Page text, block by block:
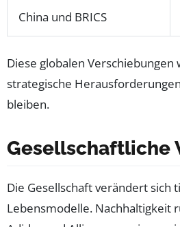
China und BRICS
Diese globalen
strategische
bleiben.
Gesellschaftliche
Die Gesellschaft verändert sich
Lebensmodelle. Nachhaltigkeit